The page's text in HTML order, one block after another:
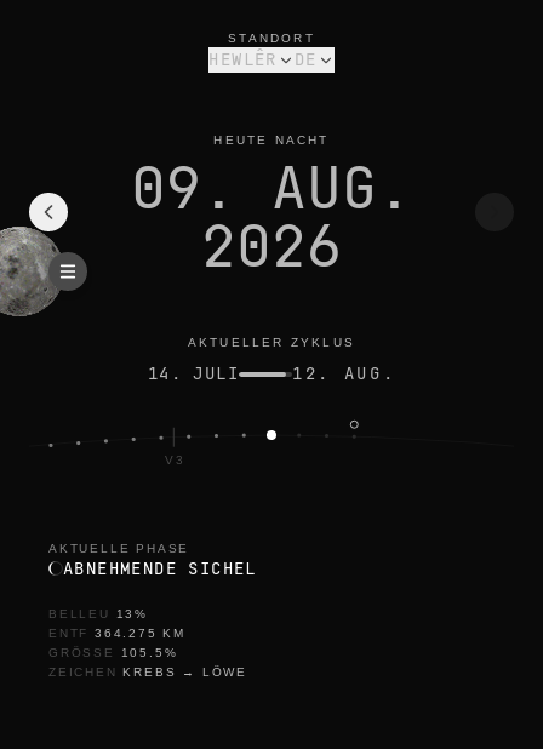
STANDORT
HEWLÊR DE
HEUTE NACHT
09. AUG.
2026
AKTUELLER ZYKLUS
14. JULI 12. AUG.
V3
AKTUELLE PHASE
ABNEHMENDE SICHEL
BELLEU 13%
ENTF
364.275
KM
GRÖSSE
105.5 %
ZEICHEN KREBS → LÖWE